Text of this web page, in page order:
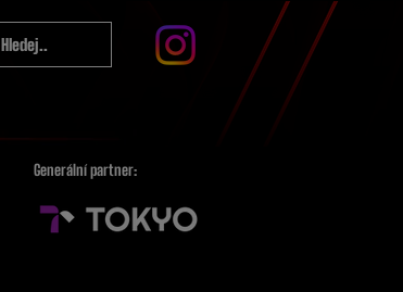
Hledej..
Generální partner: